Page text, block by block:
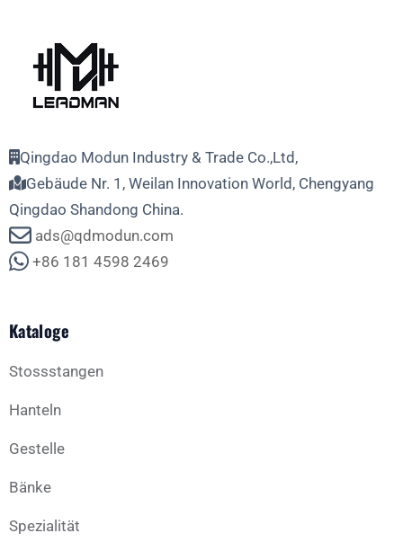
Qingdao Modun Industry & Trade Co.,Ltd,
Gebäude Nr. 1, Weilan Innovation World, Chengyang
Qingdao Shandong China.
ads@qdmodun.com
+86 181 4598 2469
Kataloge
Stossstangen
Hanteln
Gestelle
Bänke
Spezialität